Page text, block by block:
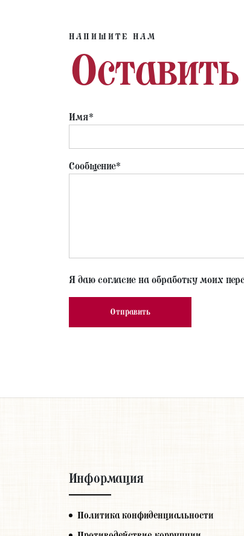
НАПИШИТЕ НАМ
Имя*
Сообщение*
Я даю согласие на обработку моих
Информация
Политика конфиденциальности